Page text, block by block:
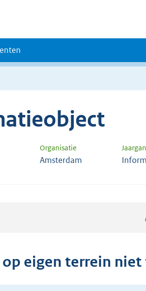
Organisatie
Amsterdam
eigen terrein